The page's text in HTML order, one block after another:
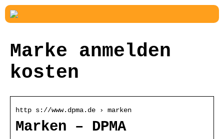
Marke anmelden
kosten
http s://www.dpma.de › marken
Marken – DPMA